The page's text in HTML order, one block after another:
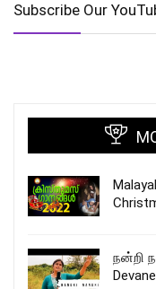
Subscribe Our
நன்றி
Devane